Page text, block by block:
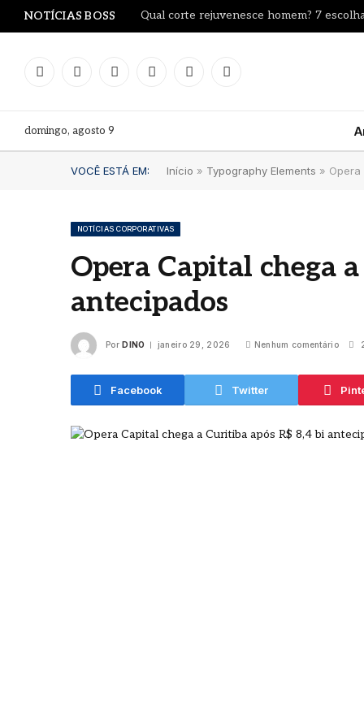
NOTÍCIAS BOSS Qual corte rejuvenesce homem? 7
FacebookInstagramYouTubeLinkedInWhatsAppTikTok
domingo, agosto 9
VOCÊ ESTÁ EM: Início » Typography Elements »
NOTÍCIAS CORPORATIVAS
Opera Capital chega
antecipados
Por DINO janeiro 29, 2026 Nenhum comentário
Facebook Twitter